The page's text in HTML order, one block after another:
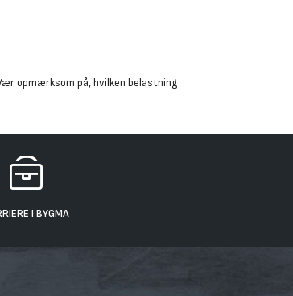
opmærksom på, hvilken belastning
I BYGMA